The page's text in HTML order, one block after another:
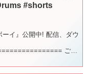
#shorts
イ』公開中! 配信、ダウ
ご本